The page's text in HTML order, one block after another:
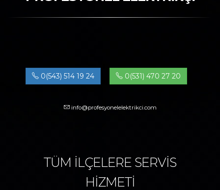
0(543) 514 19 24 0(531) 470 27 20
info@profesyonelelektrikci.com
TÜM İLÇELERE SERVİS
HİZMETİ